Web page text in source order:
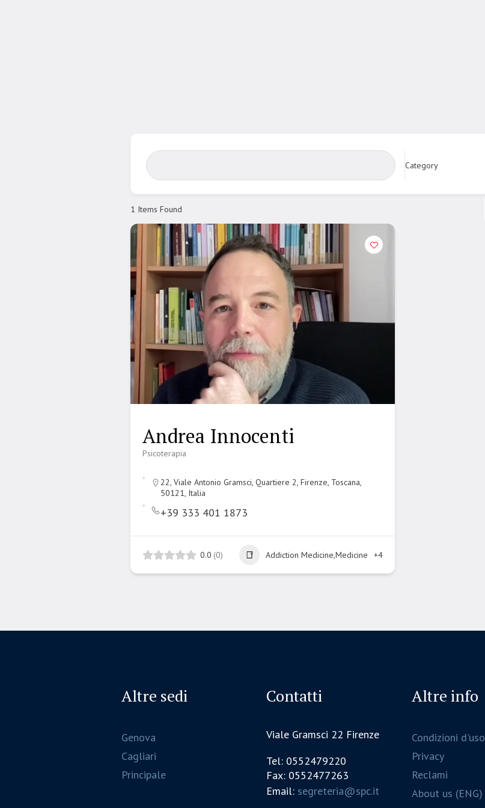
Search Bar Category
1 Items Found
Andrea Innocenti
Psicoterapia
22, Viale Antonio Gramsci, Quartiere 2, Firenze, Toscana,
50121, Italia
+39 333 401 1873
0.0 (0) Addiction Medicine,Medicine +4
Altre sedi
Genova
Cagliari
Principale
Contatti
Viale Gramsci 22 Firenze
Tel: 0552479220
Fax: 0552477263
Email: segreteria@spc.it
Altre info
Condizioni d'uso
Privacy
Reclami
About us (ENG)